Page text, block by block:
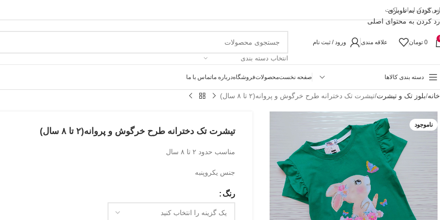
رد کردن به ناوبری
رد کردن به محتوای اصلی
کودک ایرانی پاکیت
0 تومان علاقه مندی ورود / ثبت نام
انتخاب دسته بندی
دسته بندی کالاها صفحه نخستمحصولاتفروشگاهدرباره ماتماس با ما
خانه بلوز تک و تیشرت تیشرت تک دخترانه طرح خرگوش و پروانه(۲ تا ۸ سال)
ناموجود
تیشرت تک دخترانه طرح خرگوش و پروانه(۲ تا ۸ سال)
مناسب حدود ۲ تا ۸ سال
جنس یکروپنبه
رنگ